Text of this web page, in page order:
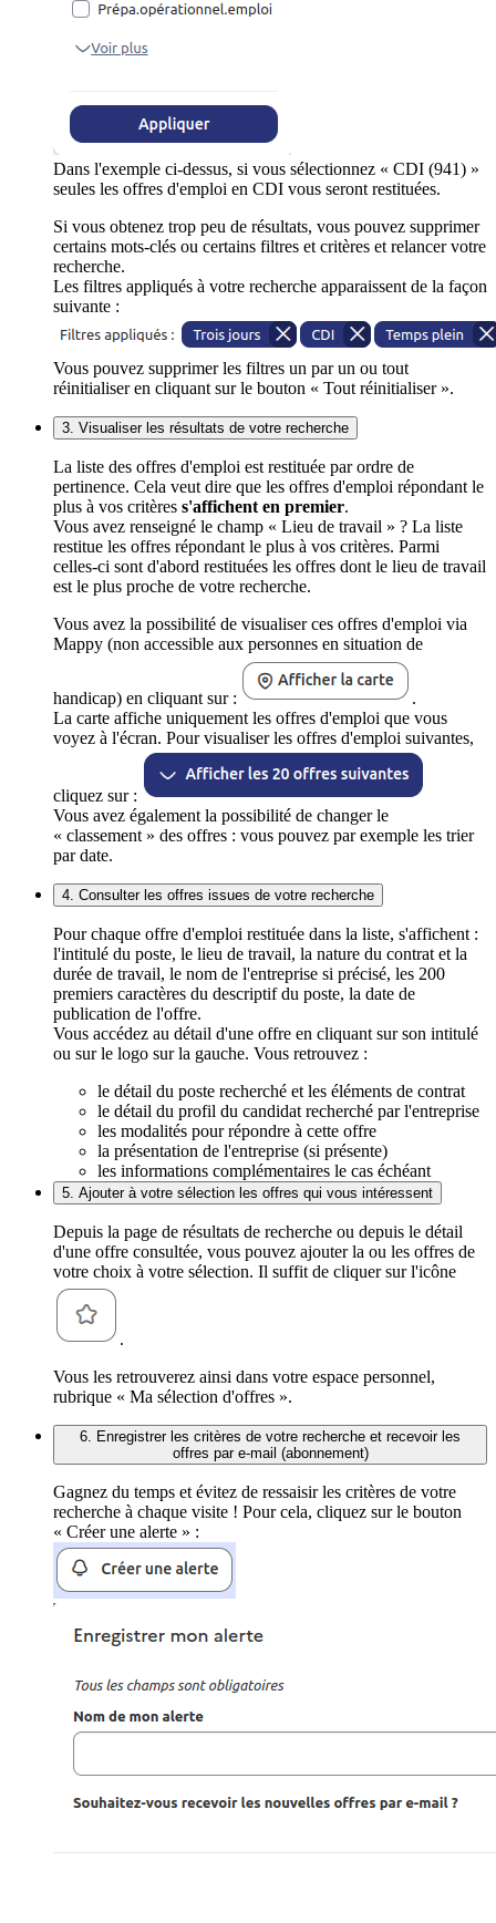
Dans l'exemple ci-dessus, si vous sélectionnez « CDI (941) »
seules les offres d'emploi en CDI vous seront restituées.
Si vous obtenez trop peu de résultats, vous pouvez supprimer
certains mots-clés ou certains filtres et critères et relancer votre
recherche.
Les filtres appliqués à votre recherche apparaissent de la façon
suivante :
Vous pouvez supprimer les filtres un par un ou tout
réinitialiser en cliquant sur le bouton « Tout réinitialiser ».
3. Visualiser les résultats de votre recherche
La liste des offres d'emploi est restituée par ordre de
pertinence. Cela veut dire que les offres d'emploi répondant le
plus à vos critères s'affichent en premier.
Vous avez renseigné le champ « Lieu de travail » ? La liste
restitue les offres répondant le plus à vos critères. Parmi
celles-ci sont d'abord restituées les offres dont le lieu de travail
est le plus proche de votre recherche.
Vous avez la possibilité de visualiser ces offres d'emploi via
Mappy (non accessible aux personnes en situation de
handicap) en cliquant sur :
.
La carte affiche uniquement les offres d'emploi que vous
voyez à l'écran. Pour visualiser les offres d'emploi suivantes,
cliquez sur :
Vous avez également la possibilité de changer le
« classement » des offres : vous pouvez par exemple les trier
par date.
4. Consulter les offres issues de votre recherche
Pour chaque offre d'emploi restituée dans la liste, s'affichent :
l'intitulé du poste, le lieu de travail, la nature du contrat et la
durée de travail, le nom de l'entreprise si précisé, les 200
premiers caractères du descriptif du poste, la date de
publication de l'offre.
Vous accédez au détail d'une offre en cliquant sur son intitulé
ou sur le logo sur la gauche. Vous retrouvez :
le détail du poste recherché et les éléments de contrat
le détail du profil du candidat recherché par l'entreprise
les modalités pour répondre à cette offre
la présentation de l'entreprise (si présente)
les informations complémentaires le cas échéant
5. Ajouter à votre sélection les offres qui vous intéressent
Depuis la page de résultats de recherche ou depuis le détail
d'une offre consultée, vous pouvez ajouter la ou les offres de
votre choix à votre sélection. Il suffit de cliquer sur l'icône
.
Vous les retrouverez ainsi dans votre espace personnel,
rubrique « Ma sélection d'offres ».
6. Enregistrer les critères de votre recherche et recevoir les
offres par e-mail (abonnement)
Gagnez du temps et évitez de ressaisir les critères de votre
recherche à chaque visite ! Pour cela, cliquez sur le bouton
« Créer une alerte » :